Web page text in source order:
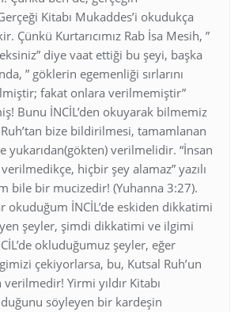
Gerçeği Kitabı Mukaddes’i okudukça
Çünkü Kurtarıcımız Rab İsa Mesih, ”
diye vaat ettiği bu şeyi, başka
” göklerin egemenliği sırlarını
fakat onlara verilmemiştir”
Bunu İNCİL’den okuyarak bilmemiz
Ruh’tan bize bildirilmesi, tamamlanan
yukarıdan(gökten) verilmelidir. “İnsan
hiçbir şey alamaz” yazılı
bile bir mucizedir! (Yuhanna 3:27).
okuduğum İNCİL’de eskiden dikkatimi
şeyler, şimdi dikkatimi ve ilgimi
okluduğumuz şeyler, eğer
çekiyorlarsa, bu, Kutsal Ruh’un
Yirmi yıldır Kitabı
söyleyen bir kardeşin